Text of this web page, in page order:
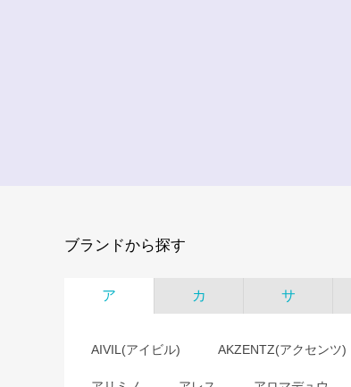
ブランドから探す
ア カ サ
AIVIL(アイビル) AKZENTZ(アクセンツ)